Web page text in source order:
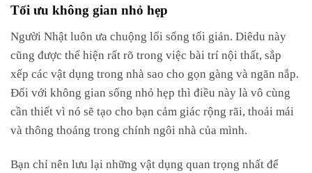
Tối ưu không gian nhỏ hẹp
Người Nhật luôn ưa chuộng lối sống tối giản. Diêdu này
cũng được thể hiện rất rõ trong việc bài trí nội thất, sắp
xếp các vật dụng trong nhà sao cho gọn gàng và ngăn nắp.
Đối với không gian sống nhỏ hẹp thì điều này là vô cùng
cần thiết vì nó sẽ tạo cho bạn cảm giác rộng rãi, thoải mái
và thông thoáng trong chính ngôi nhà của mình.
Bạn chỉ nên lưu lại những vật dụng quan trọng nhất để